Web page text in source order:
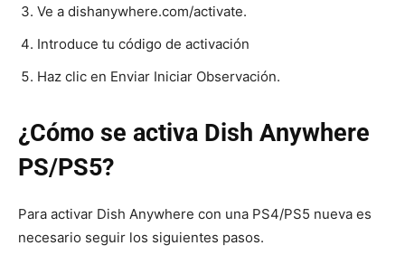
Ve a dishanywhere.com/activate.
Introduce tu código de activación
Haz clic en Enviar Iniciar Observación.
¿Cómo se activa Dish Anywhere
PS/PS5?
Para activar Dish Anywhere con una PS4/PS5 nueva es
necesario seguir los siguientes pasos.